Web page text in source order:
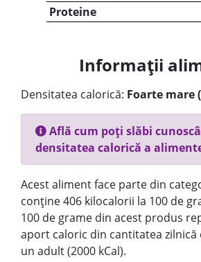
Proteine
Informații
Densitatea calorică: Foarte mare
Află cum poți slăbi
densitatea calorică a
Acest aliment face parte din
conține 406 kilocalorii la 100 de
100 de grame din acest produs
aport caloric din cantitatea
un adult (2000 kCal).